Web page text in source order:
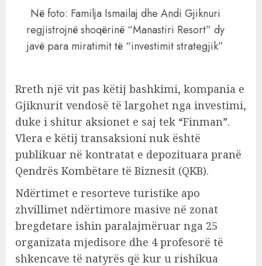
Në foto: Familja Ismailaj dhe Andi Gjiknuri
regjistrojnë shoqërinë “Manastiri Resort” dy
javë para miratimit të “investimit strategjik”
Rreth një vit pas këtij bashkimi, kompania e
Gjiknurit vendosë të largohet nga investimi,
duke i shitur aksionet e saj tek “Finman”.
Vlera e këtij transaksioni nuk është
publikuar në kontratat e depozituara pranë
Qendrës Kombëtare të Biznesit (QKB).
Ndërtimet e resorteve turistike apo
zhvillimet ndërtimore masive në zonat
bregdetare ishin paralajmëruar nga 25
organizata mjedisore dhe 4 profesorë të
shkencave të natyrës që kur u rishikua